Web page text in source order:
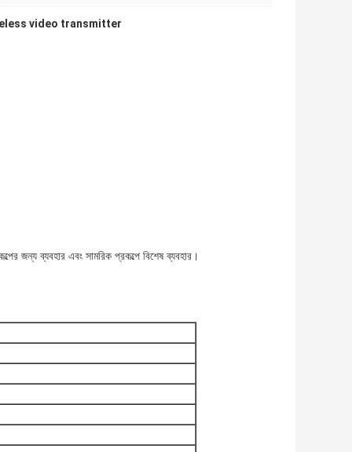
video transmitter
জন্য ব্যবহার এবং সামরিক প্রকল্পে বিশেষ ব্যবহার।